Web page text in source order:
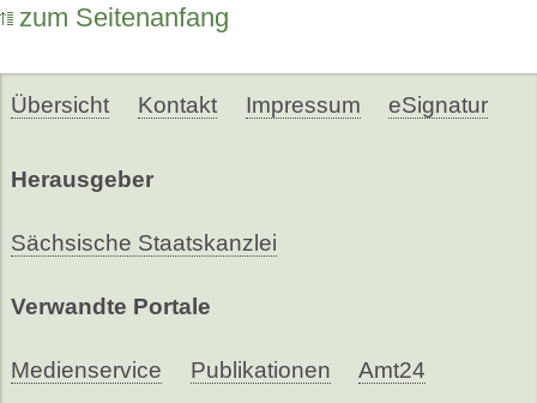
zum Seitenanfang
Übersicht Kontakt Impressum eSignatur
Herausgeber
Sächsische Staatskanzlei
Verwandte Portale
Medienservice Publikationen Amt24